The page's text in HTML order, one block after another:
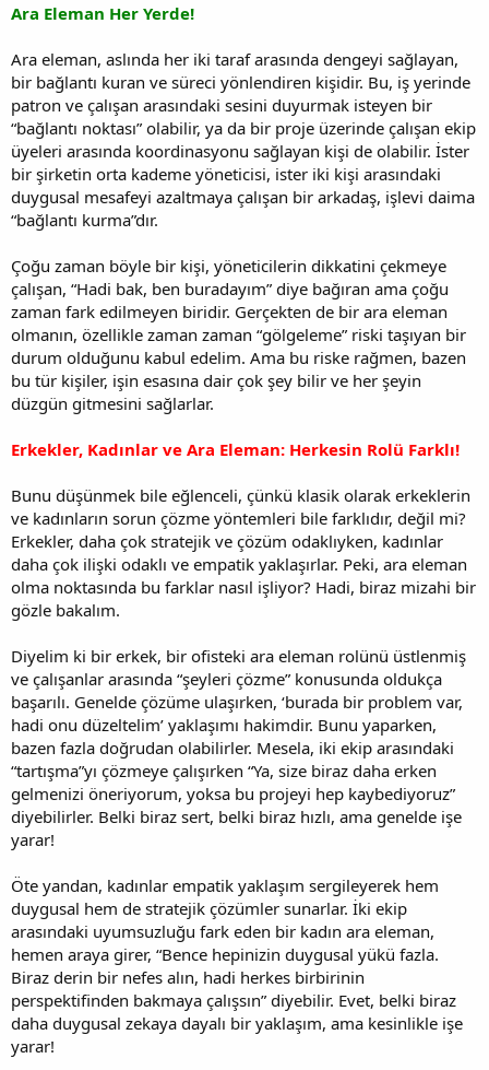
Ara Eleman Her Yerde!
Ara eleman, aslında her iki taraf arasında dengeyi sağlayan,
bir bağlantı kuran ve süreci yönlendiren kişidir. Bu, iş yerinde
patron ve çalışan arasındaki sesini duyurmak isteyen bir
“bağlantı noktası” olabilir, ya da bir proje üzerinde çalışan ekip
üyeleri arasında koordinasyonu sağlayan kişi de olabilir. İster
bir şirketin orta kademe yöneticisi, ister iki kişi arasındaki
duygusal mesafeyi azaltmaya çalışan bir arkadaş, işlevi daima
“bağlantı kurma”dır.
Çoğu zaman böyle bir kişi, yöneticilerin dikkatini çekmeye
çalışan, “Hadi bak, ben buradayım” diye bağıran ama çoğu
zaman fark edilmeyen biridir. Gerçekten de bir ara eleman
olmanın, özellikle zaman zaman “gölgeleme” riski taşıyan bir
durum olduğunu kabul edelim. Ama bu riske rağmen, bazen
bu tür kişiler, işin esasına dair çok şey bilir ve her şeyin
düzgün gitmesini sağlarlar.
Erkekler, Kadınlar ve Ara Eleman: Herkesin Rolü Farklı!
Bunu düşünmek bile eğlenceli, çünkü klasik olarak erkeklerin
ve kadınların sorun çözme yöntemleri bile farklıdır, değil mi?
Erkekler, daha çok stratejik ve çözüm odaklıyken, kadınlar
daha çok ilişki odaklı ve empatik yaklaşırlar. Peki, ara eleman
olma noktasında bu farklar nasıl işliyor? Hadi, biraz mizahi bir
gözle bakalım.
Diyelim ki bir erkek, bir ofisteki ara eleman rolünü üstlenmiş
ve çalışanlar arasında “şeyleri çözme” konusunda oldukça
başarılı. Genelde çözüme ulaşırken, ‘burada bir problem var,
hadi onu düzeltelim’ yaklaşımı hakimdir. Bunu yaparken,
bazen fazla doğrudan olabilirler. Mesela, iki ekip arasındaki
“tartışma”yı çözmeye çalışırken “Ya, size biraz daha erken
gelmenizi öneriyorum, yoksa bu projeyi hep kaybediyoruz”
diyebilirler. Belki biraz sert, belki biraz hızlı, ama genelde işe
yarar!
Öte yandan, kadınlar empatik yaklaşım sergileyerek hem
duygusal hem de stratejik çözümler sunarlar. İki ekip
arasındaki uyumsuzluğu fark eden bir kadın ara eleman,
hemen araya girer, “Bence hepinizin duygusal yükü fazla.
Biraz derin bir nefes alın, hadi herkes birbirinin
perspektifinden bakmaya çalışsın” diyebilir. Evet, belki biraz
daha duygusal zekaya dayalı bir yaklaşım, ama kesinlikle işe
yarar!